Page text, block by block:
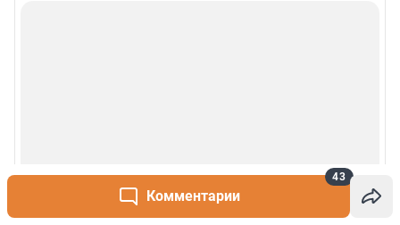
Комментарии
43